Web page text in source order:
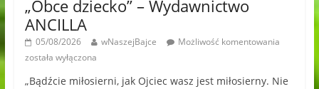
„Obce dziecko” – Wydawnictwo
ANCILLA
05/08/2026 wNaszejBajce
Możliwość komentowania
została wyłączona
„Bądźcie miłosierni, jak Ojciec wasz jest miłosierny. Nie